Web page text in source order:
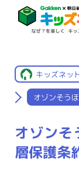
キッズネッ
オゾンそう
オゾンそ
層保護条